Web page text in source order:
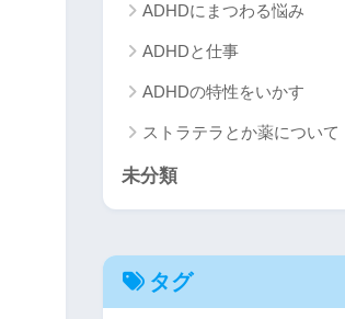
ADHDにまつわる悩み
ADHDと仕事
ADHDの特性をいかす
ストラテラとか薬について
未分類
タグ